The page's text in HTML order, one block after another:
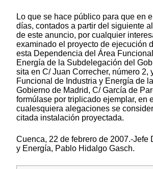
Lo que se hace público para que en
días, contados a partir del siguiente
de este anuncio, por cualquier
examinado el proyecto de ejecución
esta Dependencia del Área
Energía de la Subdelegación del
sita en C/ Juan Correcher, número 2,
Funcional de Industria y Energía de
Gobierno de Madrid, C/ García de
formúlase por triplicado ejemplar, en
cualesquiera alegaciones se
citada instalación proyectada.
Cuenca, 22 de febrero de 2007.-Jefe
y Energía, Pablo Hidalgo Gasch.